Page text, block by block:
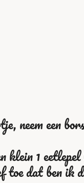
neem een
klein 1
dat ben ik